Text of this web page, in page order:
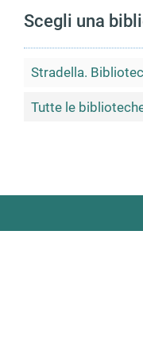
Scegli una
Stradella.
Tutte le